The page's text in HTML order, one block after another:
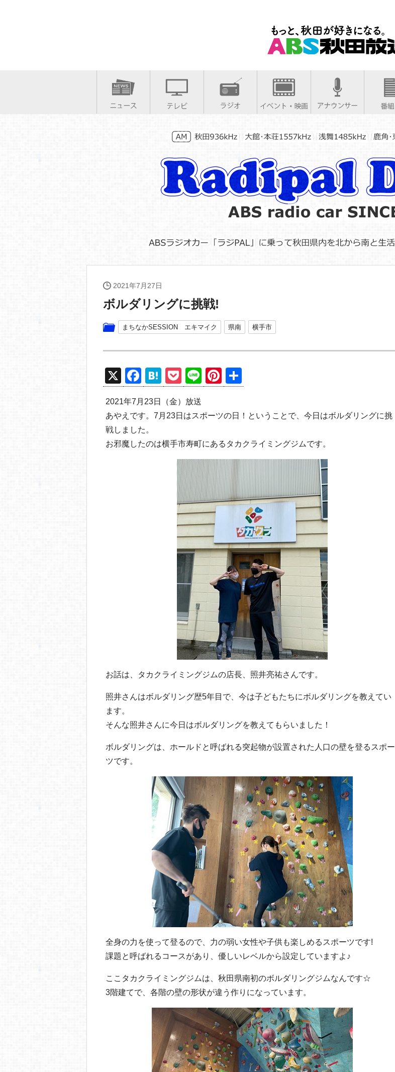
2021年7月27日
ボルダリングに挑戦!
まちなかSESSION エキマイク 県南 横手市
X
F
a
c
e
b
H
at
e
n
a
P
o
ck
et
Li
n
e
Pi
nt
er
e
st
有
2021年7月23日（金）放送
あやえです。7月23日はスポーツの日！ということで、今日はボルダリングに挑
戦しました。
お邪魔したのは横手市寿町にあるタカクライミングジムです。
お話は、タカクライミングジムの店長、照井亮祐さんです。
照井さんはボルダリング歴5年目で、今は子どもたちにボルダリングを教えてい
ます。
そんな照井さんに今日はボルダリングを教えてもらいました！
ボルダリングは、ホールドと呼ばれる突起物が設置された人口の壁を登るスポー
ツです。
全身の力を使って登るので、力の弱い女性や子供も楽しめるスポーツです!
課題と呼ばれるコースがあり、優しいレベルから設定していますよ♪
ここタカクライミングジムは、秋田県南初のボルダリングジムなんです☆
3階建てで、各階の壁の形状が違う作りになっています。